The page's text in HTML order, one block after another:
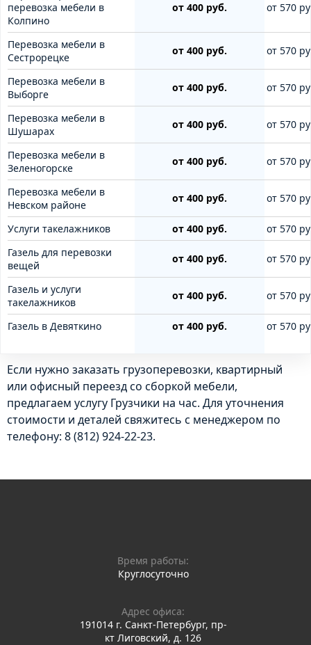
перевозка мебели в
Колпино
от 400 руб. от 570
Перевозка мебели в
Сестрорецке
от 400 руб. от 570
Перевозка мебели в
Выборге
от 400 руб. от 570
Перевозка мебели в
Шушарах
от 400 руб. от 570
Перевозка мебели в
Зеленогорске
от 400 руб. от 570
Перевозка мебели в
Невском районе
от 400 руб. от 570
Услуги такелажников от 400 руб.
от 570
Газель для перевозки
вещей
от 400 руб. от 570
Газель и услуги
такелажников
от 400 руб. от 570
Газель в Девяткино от 400 руб. от 570
Если нужно заказать грузоперевозки, квартирный
или офисный переездсо сборкой мебели,
предлагаем услугу Грузчики на час. Для уточнения
стоимости и деталей свяжитесь с менеджером по
телефону: 8 (812) 924-22-23.
Время работы:
Круглосуточно
Адрес офиса:
191014 г. Санкт-Петербург, пр-
кт Лиговский, д. 126